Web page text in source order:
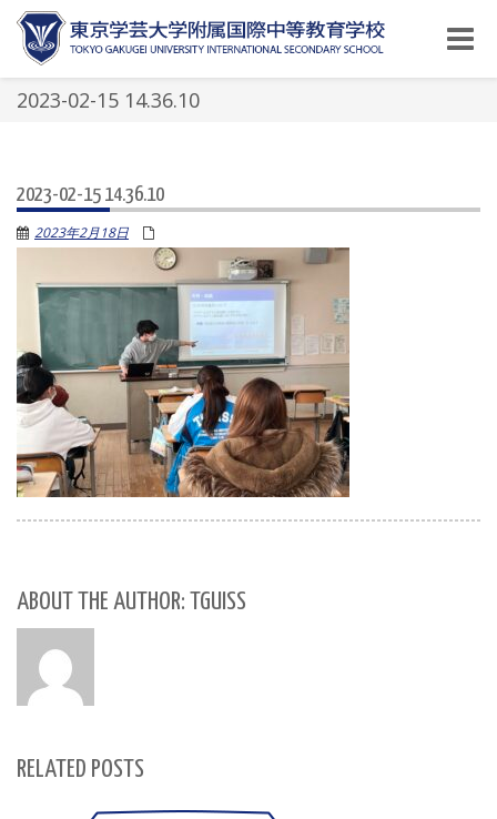
Toggle
2023-02-15 14.36.10
2023-02-15 14.36.10
2023年2月18日
ABOUT THE AUTHOR: TGUISS
RELATED POSTS